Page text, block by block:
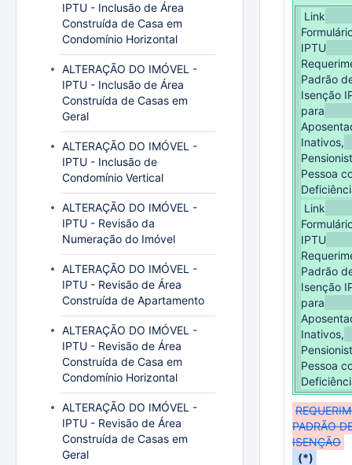
Link
IPTU
Padrão
Isenção
para
Inativos,
Pessoa
Link
IPTU
Padrão
Isenção
para
Inativos,
Pessoa
PADRÃO
ISENÇÃO
(*)
IPTU - Inclusão de Área
Construída de Casa em
Condomínio Horizontal
ALTERAÇÃO DO IMÓVEL -
IPTU - Inclusão de Área
Construída de Casas em
Geral
ALTERAÇÃO DO IMÓVEL -
IPTU - Inclusão de
Condomínio Vertical
ALTERAÇÃO DO IMÓVEL -
IPTU - Revisão da
Numeração do Imóvel
ALTERAÇÃO DO IMÓVEL -
IPTU - Revisão de Área
Construída de Apartamento
ALTERAÇÃO DO IMÓVEL -
IPTU - Revisão de Área
Construída de Casa em
Condomínio Horizontal
ALTERAÇÃO DO IMÓVEL -
IPTU - Revisão de Área
Construída de Casas em
Geral